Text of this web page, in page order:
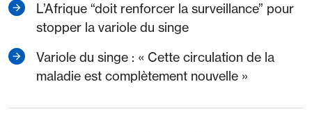
L’Afrique “doit renforcer la surveillance” pour
stopper la variole du singe
Variole du singe : « Cette circulation de la
maladie est complètement nouvelle »